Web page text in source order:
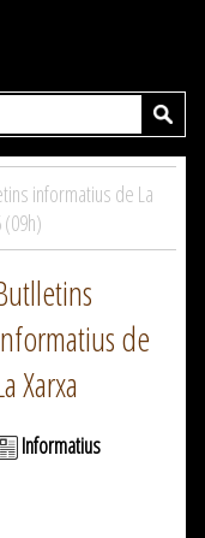
informatius de La
de
Xarxa
Informatius